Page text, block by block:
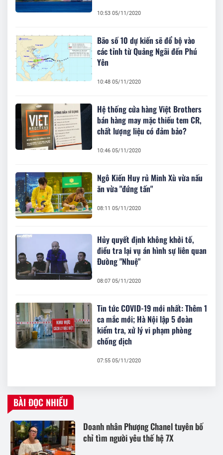
10:53 05/11/2020
Bão số 10 dự kiến sẽ đổ bộ vào
các tỉnh từ Quảng Ngãi đến Phú
Yên
10:48 05/11/2020
Hệ thống cửa hàng Việt Brothers
bán hàng may mặc thiếu tem CR,
chất lượng liệu có đảm bảo?
10:46 05/11/2020
Ngô Kiến Huy rủ Minh Xù vừa nấu
ăn vừa "đứng tấn"
08:11 05/11/2020
Hủy quyết định không khởi tố,
điều tra lại vụ án hình sự liên quan
Đường "Nhuệ"
08:07 05/11/2020
Tin tức COVID-19 mới nhất: Thêm 1
ca mắc mới; Hà Nội lập 5 đoàn
kiểm tra, xử lý vi phạm phòng
chống dịch
07:55 05/11/2020
BÀI ĐỌC NHIỀU
Doanh nhân Phượng Chanel tuyên bố
chỉ tìm người yêu thế hệ 7X